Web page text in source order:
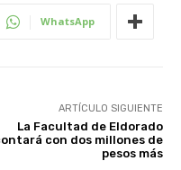
WhatsApp
ARTÍCULO SIGUIENTE
La Facultad de Eldorado
con dos millones de
pesos más